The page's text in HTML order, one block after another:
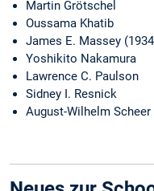
Martin Grötschel
Oussama Khatib
James E. Massey
Yoshikito Nakamura
Lawrence C. Paulson
Sidney I. Resnick
August-Wilhelm Scheer